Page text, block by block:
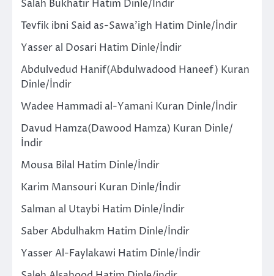
Salah Bukhatir Hatim Dinle/İndir
Tevfik ibni Said as-Sawa’igh Hatim Dinle/İndir
Yasser al Dosari Hatim Dinle/İndir
Abdulvedud Hanif(Abdulwadood Haneef) Kuran
Dinle/İndir
Wadee Hammadi al-Yamani Kuran Dinle/İndir
Davud Hamza(Dawood Hamza) Kuran Dinle/
İndir
Mousa Bilal Hatim Dinle/İndir
Karim Mansouri Kuran Dinle/İndir
Salman al Utaybi Hatim Dinle/İndir
Saber Abdulhakm Hatim Dinle/İndir
Yasser Al-Faylakawi Hatim Dinle/İndir